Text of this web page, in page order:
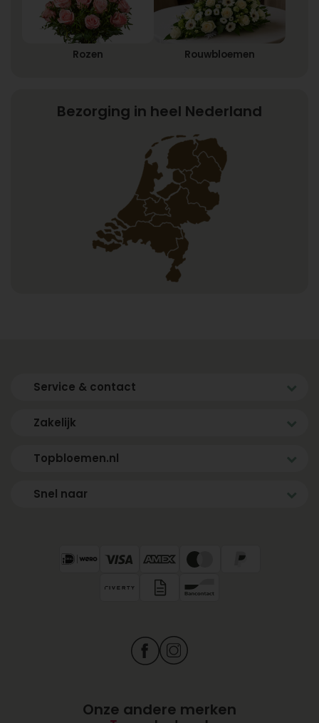
Rozen Rouwbloemen
Bezorging in heel Nederland
Service & contact
Zakelijk
Topbloemen.nl
Snel naar
Onze andere merken